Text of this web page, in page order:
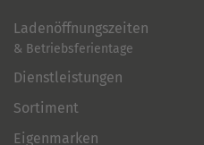
Ladenöffnungszeiten
& Betriebsferientage
Dienstleistungen
Sortiment
Eigenmarken